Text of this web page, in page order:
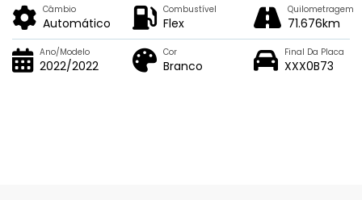
Câmbio
Automático
Combustível
Flex
Quilometragem
71.676km
Ano/Modelo
2022/2022
Cor
Branco
Final Da Placa
XXX0B73